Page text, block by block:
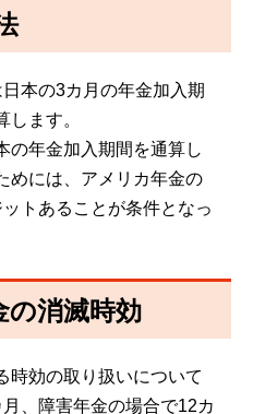
本の3カ月の年金加入期
ます。
の年金加入期間を通算し
めには、アメリカ年金の
トあることが条件となっ
の消滅時効
時効の取り扱いについて
、障害年金の場合で12カ